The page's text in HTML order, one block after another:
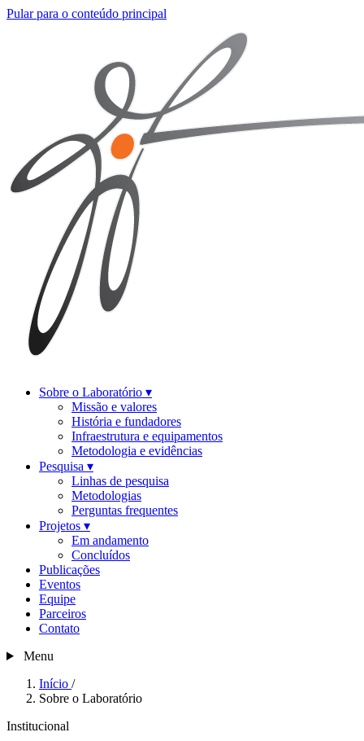
Pular para o conteúdo principal
Sobre o Laboratório ▾
Missão e valores
História e fundadores
Infraestrutura e equipamentos
Metodologia e evidências
Pesquisa ▾
Linhas de pesquisa
Metodologias
Perguntas frequentes
Projetos ▾
Em andamento
Concluídos
Publicações
Eventos
Equipe
Parceiros
Contato
Menu
Início /
Sobre o Laboratório
Institucional